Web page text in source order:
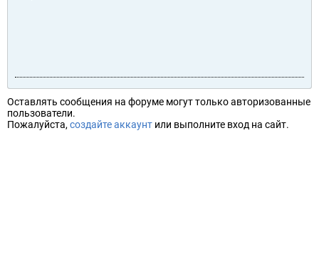
Оставлять сообщения на форуме могут только авторизованные
пользователи.
Пожалуйста, создайте аккаунт или выполните вход на сайт.